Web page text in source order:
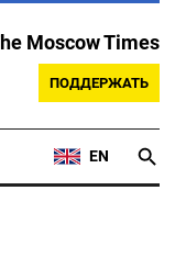
Moscow Times
ПОДДЕРЖАТЬ
EN